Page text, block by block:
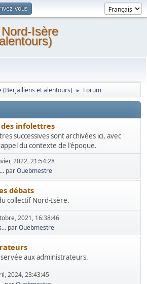
vous
Isère
(Berjalliens et alentours) ► Forum
infolettres
successives sont archivées ici, avec
du contexte de l'époque.
2022, 21:54:28
parOuebmestre
débats
collectif Nord-Isère.
2021, 16:38:46
parOuebmestre
aux administrateurs.
2024, 23:43:45